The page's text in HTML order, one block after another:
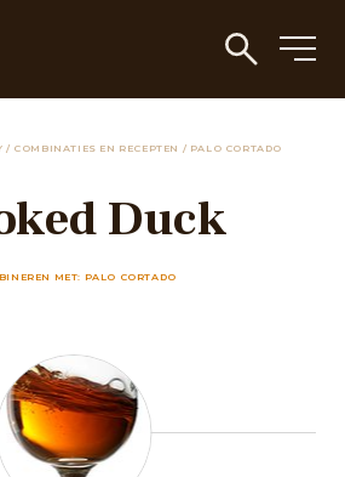
/ COMBINATIES EN RECEPTEN / PALO CORTADO
Duck
MET: PALO CORTADO